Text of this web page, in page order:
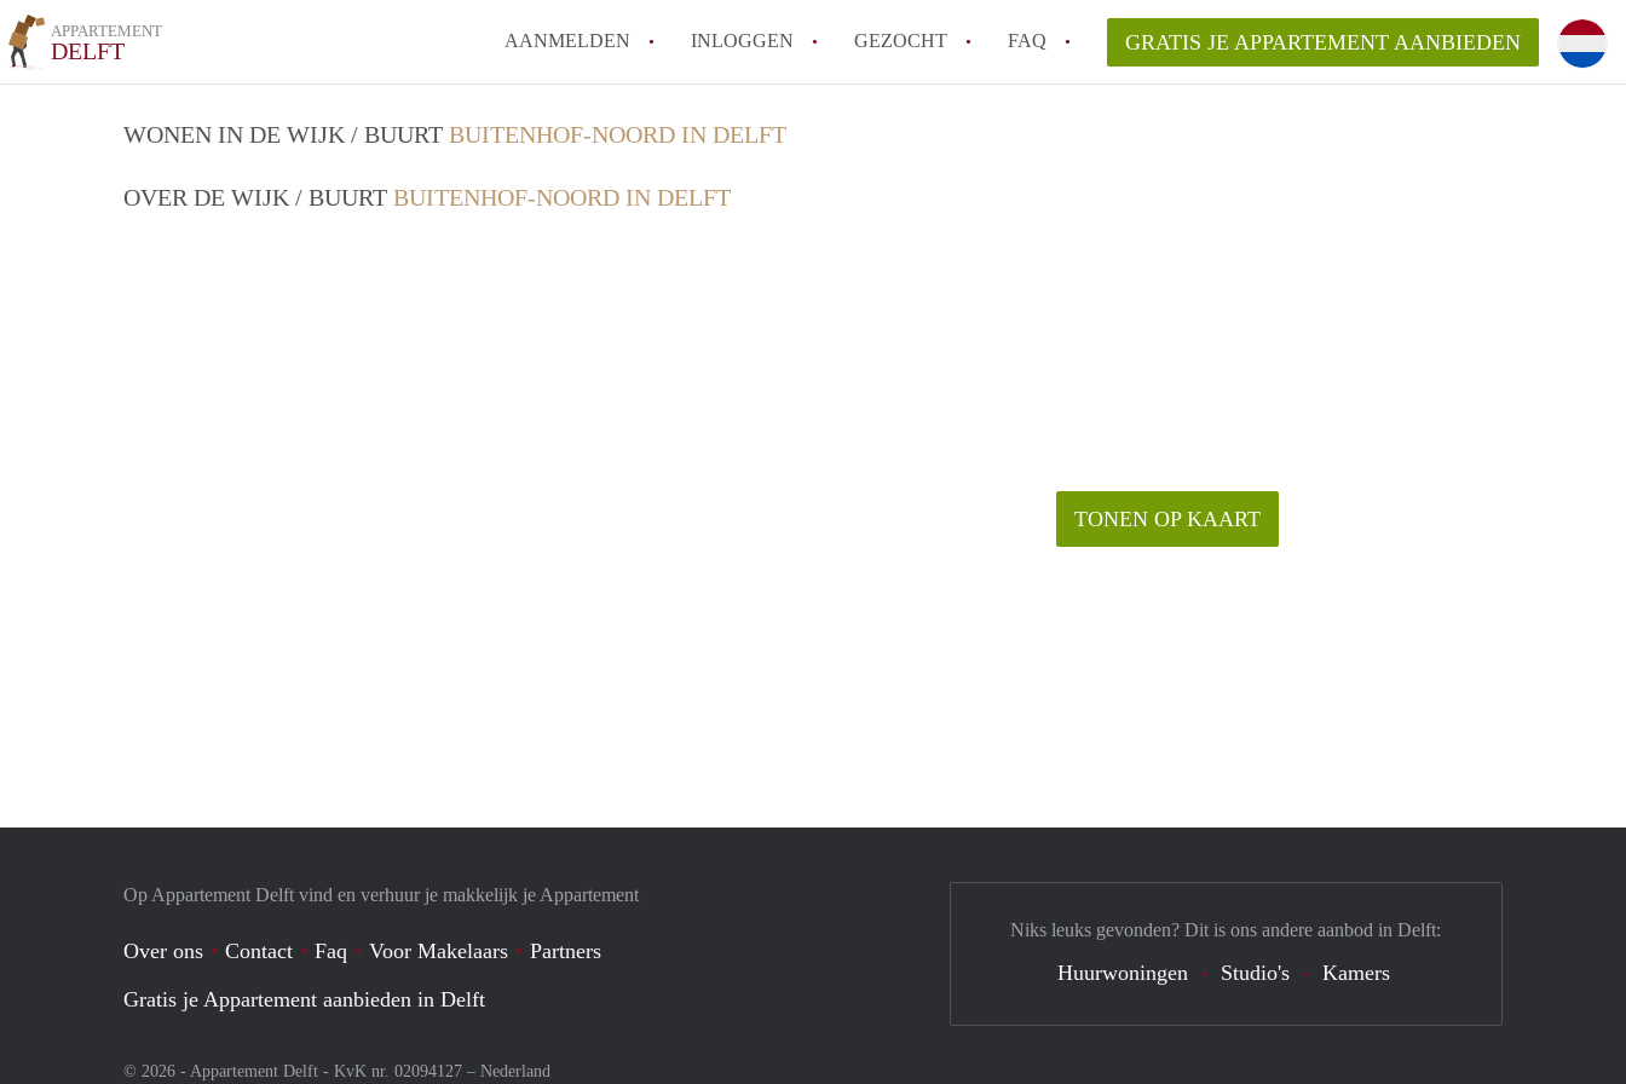
APPARTEMENT
DELFT AANMELDEN INLOGGEN GEZOCHT FAQ GRATIS JE APPARTEMENT AANBIEDEN
WONEN IN DE WIJK / BUURT BUITENHOF-NOORD IN DELFT
OVER DE WIJK / BUURT BUITENHOF-NOORD IN DELFT
TONEN OP KAART
Op Appartement Delft vind en verhuur je makkelijk je Appartement
Over ons Contact Faq Voor Makelaars
Partners
Gratis je Appartement aanbieden in Delft
© 2026 - Appartement Delft - KvK nr. 02094127 – Nederland
Niks leuks gevonden? Dit is ons andere aanbod in Delft:
Huurwoningen Studio's Kamers